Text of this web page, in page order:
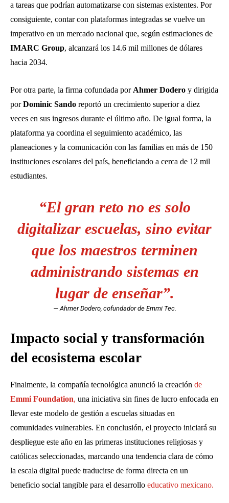
a tareas que podrían automatizarse con sistemas existentes. Por
consiguiente, contar con plataformas integradas se vuelve un
imperativo en un mercado nacional que, según estimaciones de
IMARC Group, alcanzará los 14.6 mil millones de dólares
hacia 2034.
Por otra parte, la firma cofundada porAhmer Dodero y dirigida
porDominic Sando reportó un crecimiento superior a diez
veces en sus ingresos durante el último año. De igual forma, la
plataforma ya coordina el seguimiento académico, las
planeaciones y la comunicación con las familias en más de 150
instituciones escolares del país, beneficiando a cerca de 12 mil
estudiantes.
“El gran reto no es solo
digitalizar escuelas, sino evitar
que los maestros terminen
administrando sistemas en
lugar de enseñar”.
— Ahmer Dodero, cofundador de Emmi Tec.
Impacto social y transformación
del ecosistema escolar
Finalmente, la compañía tecnológica anunció la creación de
Emmi Foundation, una iniciativa sin fines de lucro enfocada en
llevar este modelo de gestión a escuelas situadas en
comunidades vulnerables. En conclusión, el proyecto iniciará su
despliegue este año en las primeras instituciones religiosas y
católicas seleccionadas, marcando una tendencia clara de cómo
la escala digital puede traducirse de forma directa en un
beneficio social tangible para el desarrollo educativo mexicano.